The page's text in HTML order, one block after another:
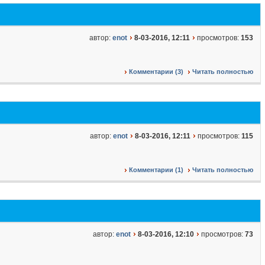
автор: enot 8-03-2016, 12:11 просмотров: 153
Комментарии (3) Читать полностью
автор: enot 8-03-2016, 12:11 просмотров: 115
Комментарии (1) Читать полностью
автор: enot 8-03-2016, 12:10 просмотров: 73